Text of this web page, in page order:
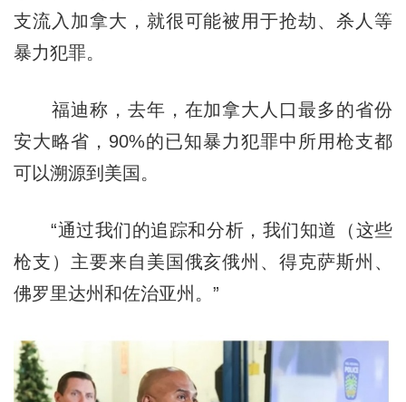
支流入加拿大，就很可能被用于抢劫、杀人等
暴力犯罪。
福迪称，去年，在加拿大人口最多的省份
安大略省，90%的已知暴力犯罪中所用枪支都
可以溯源到美国。
“通过我们的追踪和分析，我们知道（这些
枪支）主要来自美国俄亥俄州、得克萨斯州、
佛罗里达州和佐治亚州。”